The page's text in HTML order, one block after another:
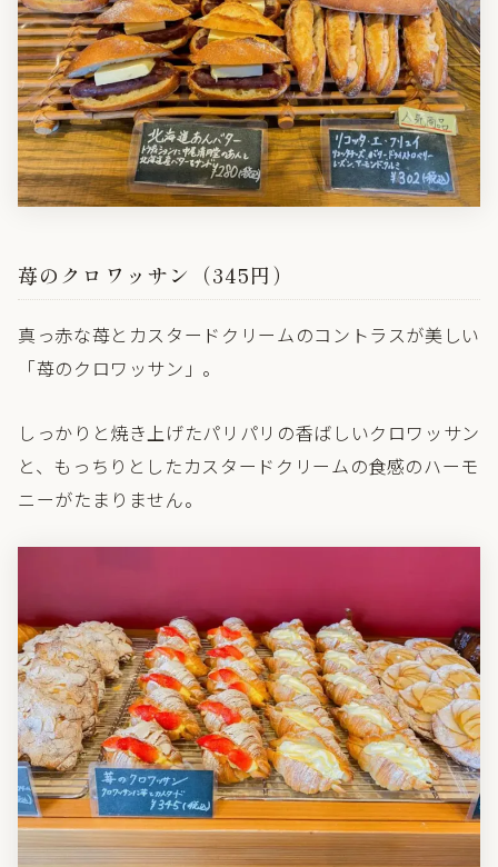
苺のクロワッサン（345円）
真っ赤な苺とカスタードクリームのコントラスが美しい
「苺のクロワッサン」。
しっかりと焼き上げたパリパリの香ばしいクロワッサン
と、もっちりとしたカスタードクリームの食感のハーモ
ニーがたまりません。